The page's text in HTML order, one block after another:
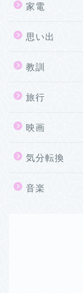
家電
思い出
教訓
旅行
映画
気分転換
音楽